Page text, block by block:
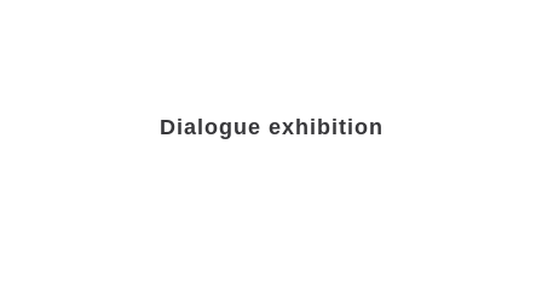
Dialogue exhibition